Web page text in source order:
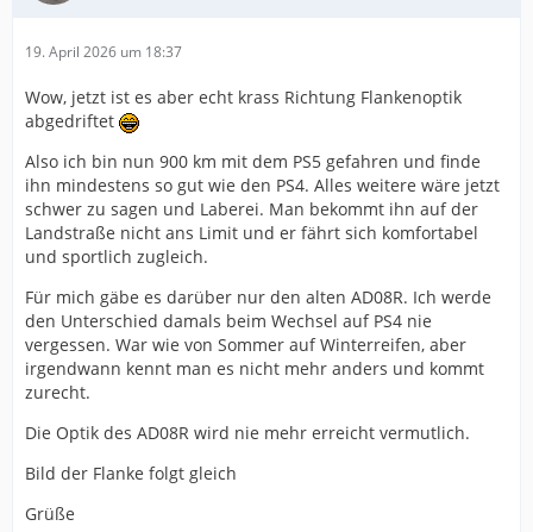
19. April 2026 um 18:37
Wow, jetzt ist es aber echt krass Richtung Flankenoptik
abgedriftet
Also ich bin nun 900 km mit dem PS5 gefahren und finde
ihn mindestens so gut wie den PS4. Alles weitere wäre jetzt
schwer zu sagen und Laberei. Man bekommt ihn auf der
Landstraße nicht ans Limit und er fährt sich komfortabel
und sportlich zugleich.
Für mich gäbe es darüber nur den alten AD08R. Ich werde
den Unterschied damals beim Wechsel auf PS4 nie
vergessen. War wie von Sommer auf Winterreifen, aber
irgendwann kennt man es nicht mehr anders und kommt
zurecht.
Die Optik des AD08R wird nie mehr erreicht vermutlich.
Bild der Flanke folgt gleich
Grüße